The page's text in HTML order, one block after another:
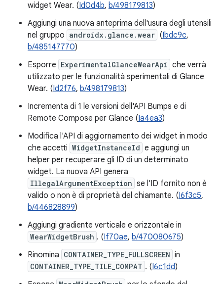
widget Wear. (Id0d4b, b/498179813)
Aggiungi una nuova anteprima dell'usura degli utensili
nel gruppo androidx.glance.wear (Ibdc9c,
b/485147770)
Esporre ExperimentalGlanceWearApi che verrà
utilizzato per le funzionalità sperimentali di Glance
Wear. (Id2f76, b/498179813)
Incrementa di 1 le versioni dell'API Bumps e di
Remote Compose per Glance (Ia4ea3)
Modifica l'API di aggiornamento dei widget in modo
che accetti WidgetInstanceId e aggiungi un
helper per recuperare gli ID di un determinato
widget. La nuova API genera
IllegalArgumentException se l'ID fornito non è
valido o non è di proprietà del chiamante. (I6f3c5,
b/446828899)
Aggiungi gradiente verticale e orizzontale in
WearWidgetBrush . (If70ae, b/470080675)
Rinomina CONTAINER_TYPE_FULLSCREEN in
CONTAINER_TYPE_TILE_COMPAT . (I6c1dd)